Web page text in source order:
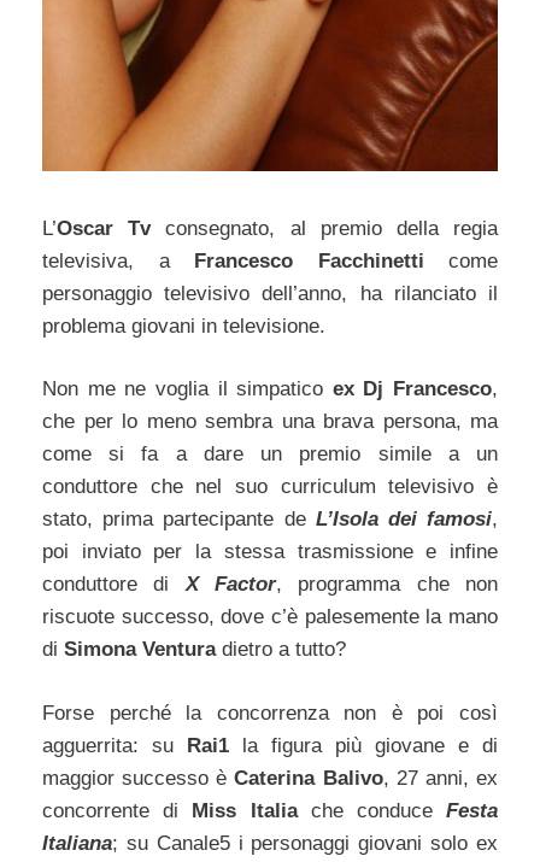
L’Oscar Tvconsegnato, al premio della regia
televisiva, a Francesco Facchinetti come
personaggio televisivo dell’anno, ha rilanciato il
problema giovani in televisione.
Non me ne voglia il simpatico ex Dj Francesco,
che per lo meno sembra una brava persona, ma
come si fa a dare un premio simile a un
conduttore che nel suo curriculum televisivo è
stato, prima partecipante de L’Isola dei famosi,
poi inviato per la stessa trasmissione e infine
conduttore diX Factor, programma che non
riscuote successo, dove c’è palesemente la mano
di Simona Venturadietro a tutto?
Forse perché la concorrenza non è poi così
agguerrita: su Rai1 la figura più giovane e di
maggior successo èCaterina Balivo, 27 anni, ex
concorrente di Miss Italiache conduceFesta
Italiana; su Canale5 i personaggi giovani solo ex